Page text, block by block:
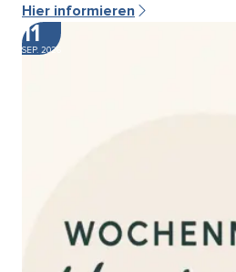
Hier informieren
11
SEP. 2026